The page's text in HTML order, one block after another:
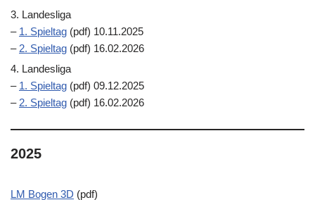
3. Landesliga
– 1. Spieltag (pdf) 10.11.2025
– 2. Spieltag (pdf) 16.02.2026
4. Landesliga
– 1. Spieltag (pdf) 09.12.2025
– 2. Spieltag (pdf) 16.02.2026
2025
LM Bogen 3D (pdf)